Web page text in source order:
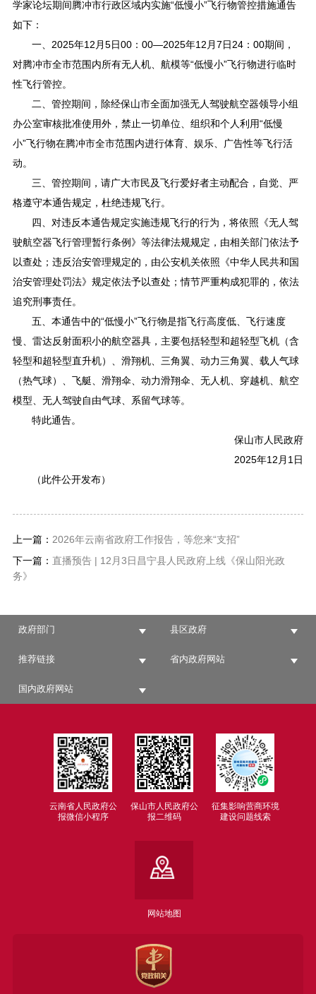
学家论坛期间腾冲市行政区域内实施“低慢小”飞行物管控措施通告
如下：
一、2025年12月5日00：00—2025年12月7日24：00期间，
对腾冲市全市范围内所有无人机、航模等“低慢小”飞行物进行临时
性飞行管控。
二、管控期间，除经保山市全面加强无人驾驶航空器领导小组
办公室审核批准使用外，禁止一切单位、组织和个人利用“低慢
小”飞行物在腾冲市全市范围内进行体育、娱乐、广告性等飞行活
动。
三、管控期间，请广大市民及飞行爱好者主动配合，自觉、严
格遵守本通告规定，杜绝违规飞行。
四、对违反本通告规定实施违规飞行的行为，将依照《无人驾
驶航空器飞行管理暂行条例》等法律法规规定，由相关部门依法予
以查处；违反治安管理规定的，由公安机关依照《中华人民共和国
治安管理处罚法》规定依法予以查处；情节严重构成犯罪的，依法
追究刑事责任。
五、本通告中的“低慢小”飞行物是指飞行高度低、飞行速度
慢、雷达反射面积小的航空器具，主要包括轻型和超轻型飞机（含
轻型和超轻型直升机）、滑翔机、三角翼、动力三角翼、载人气球
（热气球）、飞艇、滑翔伞、动力滑翔伞、无人机、穿越机、航空
模型、无人驾驶自由气球、系留气球等。
特此通告。
保山市人民政府
2025年12月1日
（此件公开发布）
上一篇： 2026年云南省政府工作报告，等您来“支招”
下一篇： 直播预告 | 12月3日昌宁县人民政府上线《保山阳光政
务》
政府部门 县区政府
推荐链接 省内政府网站
国内政府网站
云南省人民政府公
报微信小程序
保山市人民政府公
报二维码
征集影响营商环境
建设问题线索
网站地图